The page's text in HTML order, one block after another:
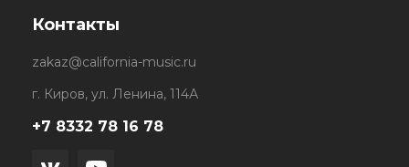
Контакты
zakaz@california-music.ru
г. Киров, ул. Ленина, 114А
+7 8332 78 16 78